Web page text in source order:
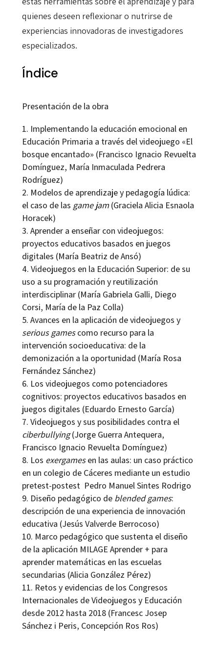
quienes deseen reflexionar o nutrirse de
experiencias innovadoras de investigadores
especializados.
Índice
Presentación de la obra
Implementando la educación emocional en
Educación Primaria a través del videojuego «El
bosque encantado» (Francisco Ignacio Revuelta
Domínguez, María Inmaculada Pedrera
Rodríguez)
Modelos de aprendizaje y pedagogía lúdica:
el caso de las game jam(Graciela Alicia Esnaola
Horacek)
Aprender a enseñar con videojuegos:
proyectos educativos basados en juegos
digitales (María Beatriz de Ansó)
Videojuegos en la Educación Superior: de su
uso a su programación y reutilización
interdisciplinar (María Gabriela Galli, Diego
Corsi, María de la Paz Colla)
Avances en la aplicación de videojuegos y
serious gamescomo recurso para la
intervención socioeducativa: de la
demonización a la oportunidad (María Rosa
Fernández Sánchez)
Los videojuegos como potenciadores
cognitivos: proyectos educativos basados en
juegos digitales (Eduardo Ernesto García)
Videojuegos y sus posibilidades contra el
ciberbullying(Jorge Guerra Antequera,
Francisco Ignacio Revuelta Domínguez)
Los exergamesen las aulas: un caso práctico
en un colegio de Cáceres mediante un estudio
pretest-postest Pedro Manuel Sintes Rodrigo
Diseño pedagógico de blended games:
descripción de una experiencia de innovación
educativa (Jesús Valverde Berrocoso)
Marco pedagógico que sustenta el diseño
de la aplicación MILAGE Aprender + para
aprender matemáticas en las escuelas
secundarias (Alicia González Pérez)
Retos y evidencias de los Congresos
Internacionales de Videojuegos y Educación
desde 2012 hasta 2018 (Francesc Josep
Sánchez i Peris, Concepción Ros Ros)